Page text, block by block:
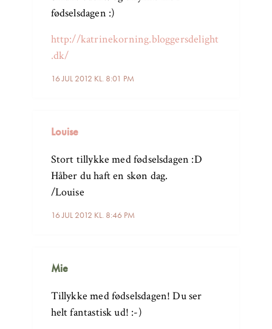
16 JUL 2012 KL. 8:01 PM
fødselsdagen :)
http://katrinekorning.bloggersdelight
.dk/
Louise
16 JUL 2012 KL. 8:46 PM
Stort tillykke med fødselsdagen :D
Håber du haft en skøn dag.
/Louise
Mie
Tillykke med fødselsdagen! Du ser
helt fantastisk ud! :-)